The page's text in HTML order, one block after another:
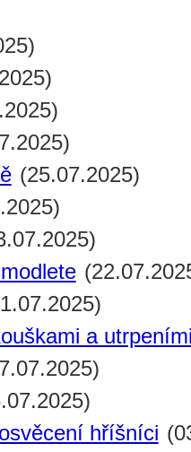
(25.07.2025)
a
hříšníci